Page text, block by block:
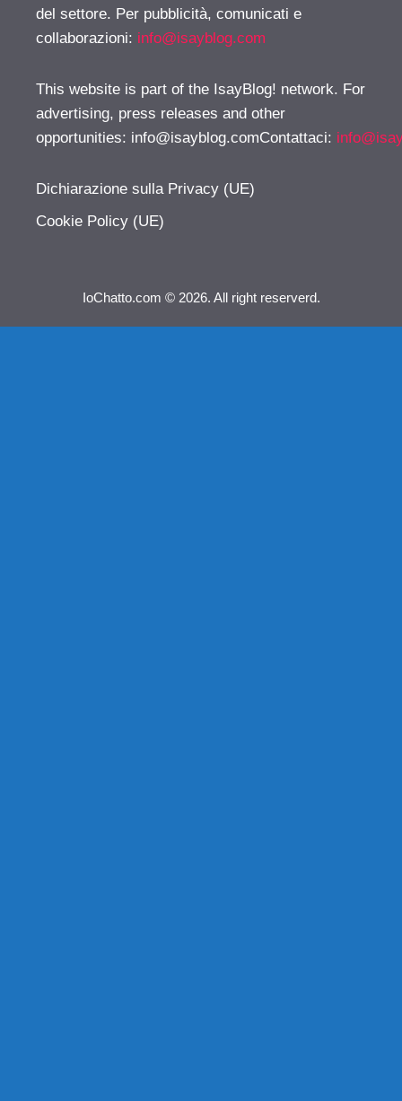
del settore. Per pubblicità, comunicati e
collaborazioni: info@isayblog.com
This website is part of the IsayBlog! network. For
advertising, press releases and other
opportunities: info@isayblog.comContattaci:
Dichiarazione sulla Privacy (UE)
Cookie Policy (UE)
IoChatto.com © 2026. All right reserverd.